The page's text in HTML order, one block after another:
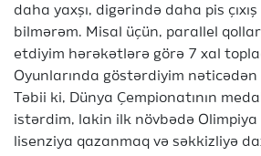
daha yaxşı, digərində daha pis
bilmərəm. Misal üçün, parallel
etdiyim hərəkətlərə görə 7 xal
Oyunlarında göstərdiyim
Təbii ki, Dünya Çempionatının
istərdim, lakin ilk növbədə Olimpiya
lisenziya qazanmaq və səkkizliyə